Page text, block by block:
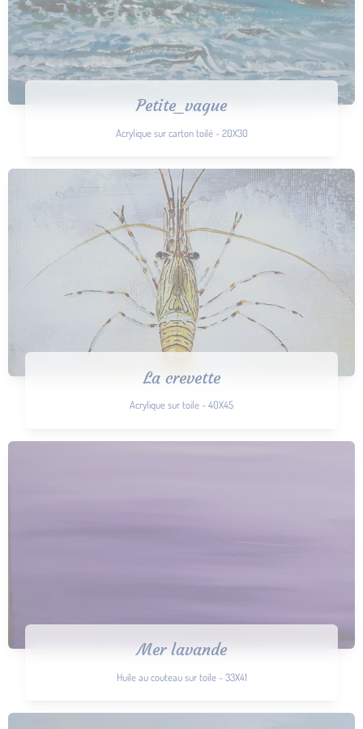
Petite_vague
Acrylique sur carton toilé - 20X30
La crevette
Acrylique sur toile - 40X45
Mer lavande
Huile au couteau sur toile - 33X41